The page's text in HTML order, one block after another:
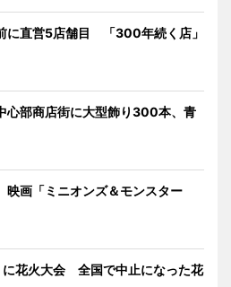
に直営5店舗目 「300年続く店」
部商店街に大型飾り300本、青
画「ミニオンズ＆モンスター
に花火大会 全国で中止になった花